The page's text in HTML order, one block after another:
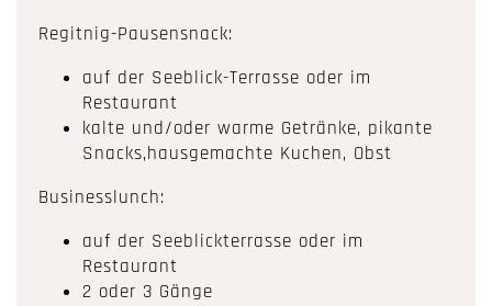
Regitnig-Pausensnack:
auf der Seeblick-Terrasse oder im
Restaurant
kalte und/oder warme Getränke, pikante
Snacks,hausgemachte Kuchen, Obst
Businesslunch:
auf der Seeblickterrasse oder im
Restaurant
2 oder 3 Gänge